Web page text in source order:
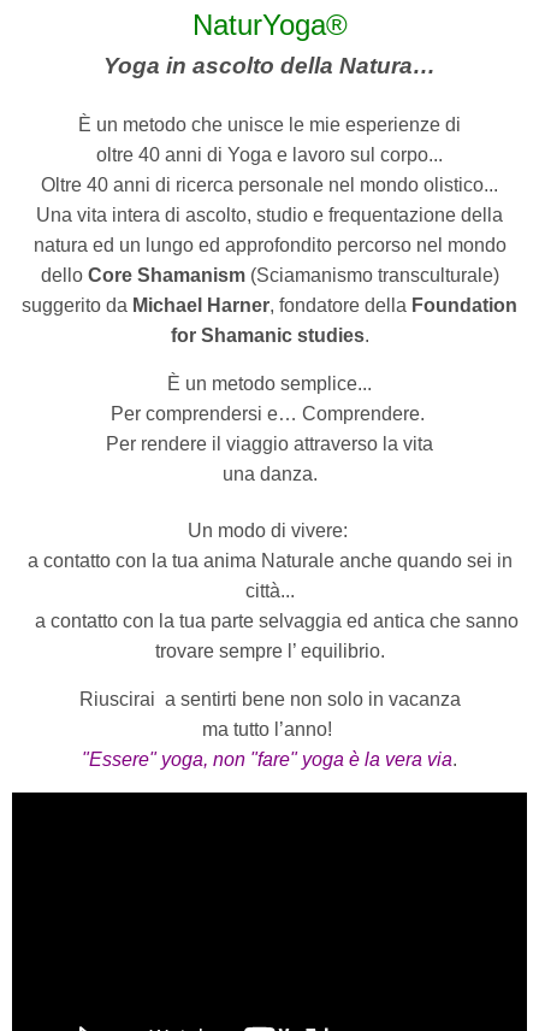
NaturYoga®
Yoga in ascolto della Natura…
È un metodo che unisce le mie esperienze di
oltre 40 anni di Yoga e lavoro sul corpo...
Oltre 40 anni di ricerca personale nel mondo olistico...
Una vita intera di ascolto, studio e frequentazione della
natura ed un lungo ed approfondito percorso nel mondo
dello Core Shamanism(Sciamanismo transculturale)
suggerito da Michael Harner, fondatore della Foundation
for Shamanic studies.
È un metodo semplice...
Per comprendersi e… Comprendere.
Per rendere il viaggio attraverso la vita
una danza.
Un modo di vivere:
a contatto con la tua anima Naturale anche quando sei in
città...
a contatto con la tua parte selvaggia ed antica che sanno
trovare sempre l’ equilibrio.
Riuscirai a sentirti bene non solo in vacanza
ma tutto l’anno!
"Essere" yoga, non "fare" yoga è la vera via.